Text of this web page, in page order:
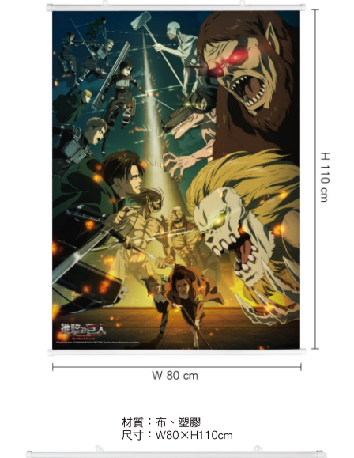
黑貓宅配-貨到付款
每筆NT$150